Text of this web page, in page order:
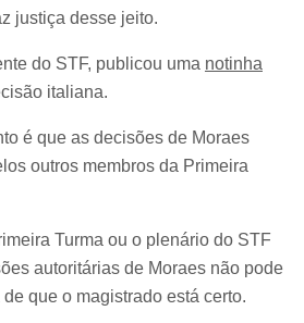
justiça desse jeito.
do STF, publicou uma notinha
italiana.
é que as decisões de Moraes
outros membros da Primeira
Turma ou o plenário do STF
autoritárias de Moraes não pode
que o magistrado está certo.